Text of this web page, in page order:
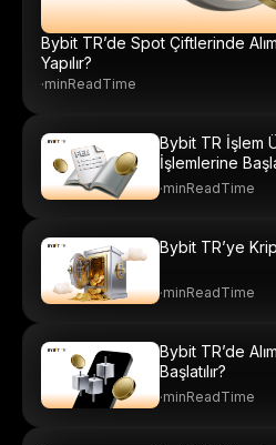
Bybit TR’de Spot Çiftlerinde
Yapılır?
·minReadTime
Bybit TR İşlem
İşlemlerine
Gerekenler
·minReadTime
Bybit TR’ye
·minReadTime
Bybit TR’de Alım-Satım İşlemi Nasıl
Başlatılır?
·minReadTime